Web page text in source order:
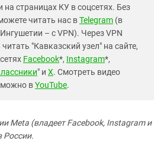
на страницах КУ в соцсетях. Без
читать нас вTelegram (в
– с VPN). Через VPN
"Кавказский узел" на сайте,
Facebook*, Instagram*,
" и X. Смотреть видео
можно вYouTube.
Meta (владеет Facebook, Instagram и
России.